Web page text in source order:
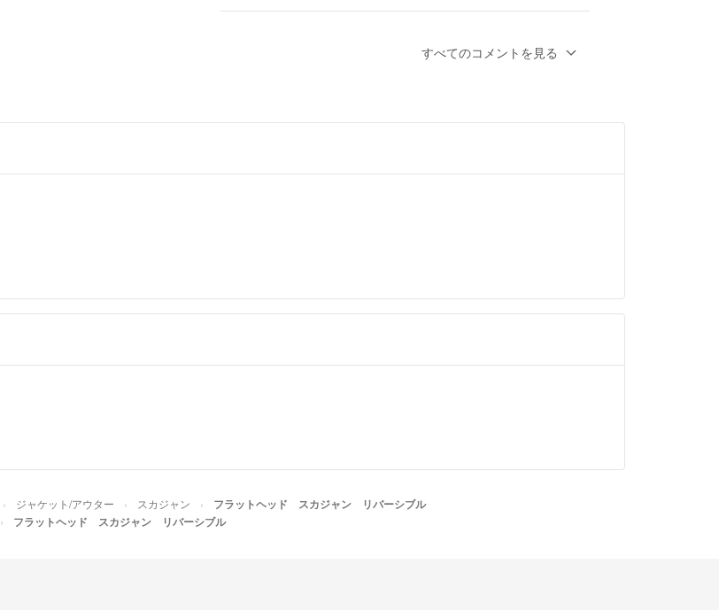
¥20.000でしたら、どうでしょうか？
しいです、申し訳ありません。
TATESHI- 6年弱前
検討します。
ろしくお願い致します。
すべてのコメントを見る
ジャケット/アウター スカジャン フラットヘッド スカジャン リバーシブル
フラットヘッド スカジャン リバーシブル